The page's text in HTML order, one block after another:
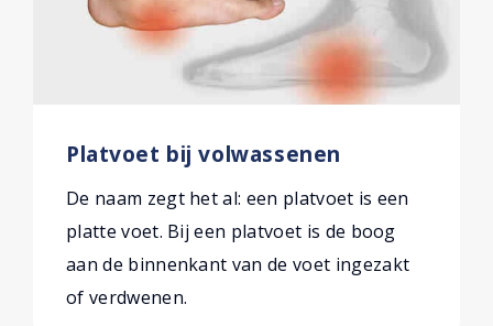
Platvoet bij volwassenen
De naam zegt het al: een platvoet is een
platte voet. Bij een platvoet is de boog
aan de binnenkant van de voet ingezakt
of verdwenen.